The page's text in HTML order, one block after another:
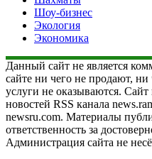
Шоу-бизнес
Экология
Экономика
Данный сайт не является
сайте ни чего не продают,
услуги не оказываются. Сайт
новостей RSS канала
newsru.com. Материалы
ответственность за
Администрация сайта не